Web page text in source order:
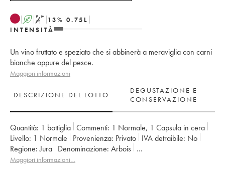
A S 13% 0.75 L
INTENSITÀ
Un vino fruttato e speziato che si abbinerà a meraviglia con carni
bianche oppure del pesce.
Maggiori informazioni
DESCRIZIONE DEL LOTTO
DEGUSTAZIONE E
CONSERVAZIONE
Quantità: 1 bottiglia Commenti: 1 Normale, 1 Capsula in cera
Livello: 1 Normale Provenienza: privato IVA detraibile:
no
Regione: Jura Denominazione:
Arbois
Proprietario: Bénédicte et Stéphane Tissot
Maggiori informazioni…